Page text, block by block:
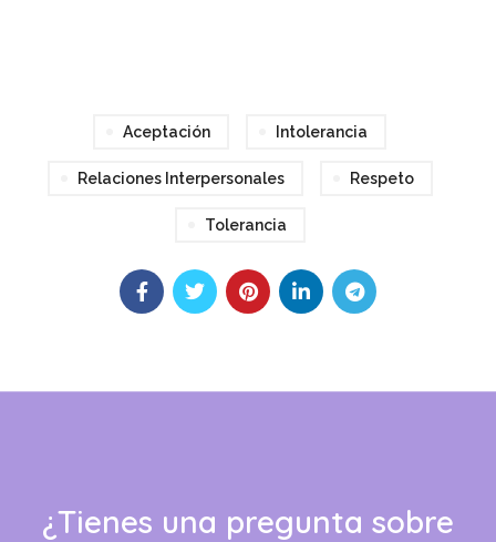
Aceptación Intolerancia
Relaciones Interpersonales Respeto
Tolerancia
¿Tienes una pregunta sobre